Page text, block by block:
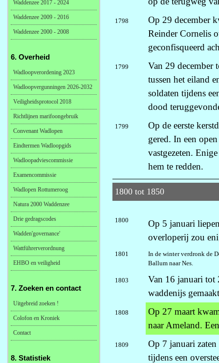
1798
Op 29 december
Reinder Cornelis
geconfisqueerd
1799
Van 29 december
tussen het eiland
soldaten tijdens
dood
1799
Op de eerste
gered. In een
vastgezeten.
hem te redden.
1800 tot 1850
1800
Op 5 januari
overloperij zou
1801
In de winter verdronk de
Ballum naar Nes.
1803
Van 16 januari tot
waddenijs
1808
Op 27 maart
naar Ameland.
1809
Op 7 januari zaten
tijdens een
Waddenzee 2017 - 2024
Waddenzee 2009 - 2016
Waddenzee 2000 - 2008
6. Overheid
Wadloopverordening 2023
Wadloopvergunningen 2026-2032
Veiligheidsprotocol 2018
Richtlijnen marifoongebruik
Convenant Wadlopen
Eindtermen Wadloopgids
Wadloopadviescommissie
Examencommissie
Wadlopen Rottumeroog
Natura 2000 Waddenzee
Drie gedragscodes
Wadden'governance'
Wattführerverordnung
EHBO en veiligheid
7. Zoeken en contact
Uitgebreid zoeken !
Colofon en Kroniek
Contact
8. Statistiek